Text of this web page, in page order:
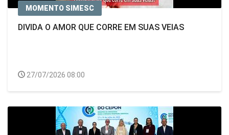
MOMENTO SIMESC
DIVIDA O AMOR QUE CORRE EM SUAS VEIAS
27/07/2026 08:00